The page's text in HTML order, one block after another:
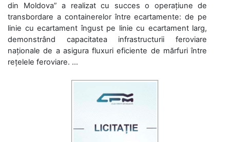
din Moldova” a realizat cu succes o operațiune de
transbordare a containerelor între ecartamente: de pe
linie cu ecartament îngust pe linie cu ecartament larg,
demonstrând capacitatea infrastructurii feroviare
naționale de a asigura fluxuri eficiente de mărfuri între
rețelele feroviare. ...